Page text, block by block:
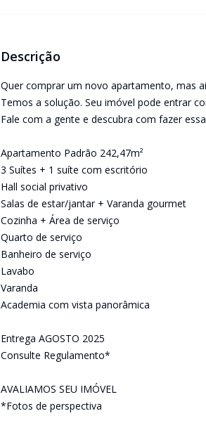
Descrição
Quer comprar um novo apartamento, mas
Temos a solução. Seu imóvel pode entrar
Fale com a gente e descubra com fazer
Apartamento Padrão 242,47m²
3 Suítes + 1 suíte com escritório
Hall social privativo
Salas de estar/jantar + Varanda gourmet
Cozinha + Área de serviço
Quarto de serviço
Banheiro de serviço
Lavabo
Varanda
Academia com vista panorâmica
Entrega AGOSTO 2025
Consulte Regulamento*
AVALIAMOS SEU IMÓVEL
*Fotos de perspectiva